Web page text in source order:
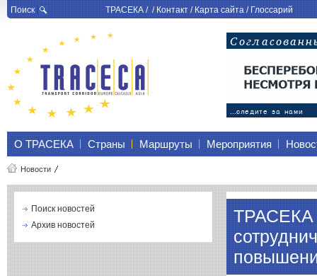
Поиск ТРАСЕКА/ /Контакт/Карта сайта/Глоссарий
О ТРАСЕКА Страны Маршруты Мероприятия
Новости
Поиск новостей
Архив новостей
ТРАСЕКА